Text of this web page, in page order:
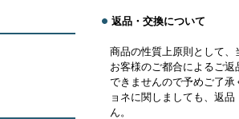
返品・交換について
商品の性質上原則として
お客様のご都合によるご
できませんので予めご了
ョネに関しましても、返
ん。